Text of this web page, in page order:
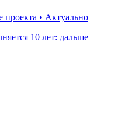
проекта • Актуально
10 лет: дальше —